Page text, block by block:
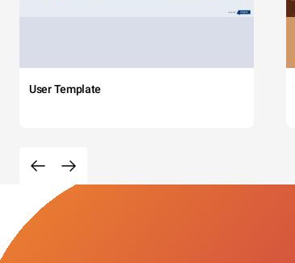
User Template